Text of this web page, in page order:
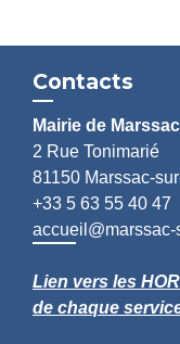
Contacts
Mairie de
2 Rue Tonimarié
81150 Marssac-
+33 5 63 55 40 47
accueil@marssac-
Lien vers les
de chaque